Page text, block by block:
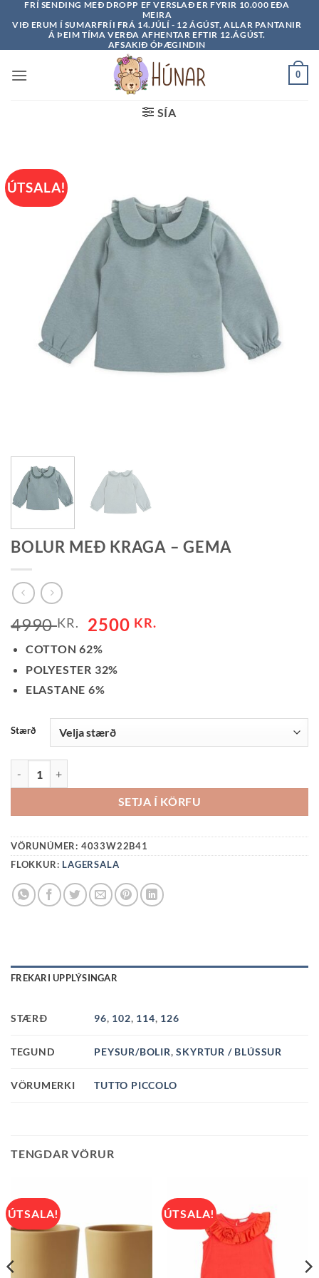
FRÍ SENDING MEÐ DROPP EF VERSLAÐ ER FYRIR 10.000 EÐA
MEIRA
VIÐ ERUM Í SUMARFRÍI FRÁ 14.JÚLÍ - 12 ÁGÚST, ALLAR PANTANIR
Á ÞEIM TÍMA VERÐA AFHENTAR EFTIR 12.ÁGÚST.
AFSAKIÐ ÓÞÆGINDIN
0
SÍA
ÚTSALA!
BOLUR MEÐ KRAGA – GEMA
4990KR.
ORIGINAL
PRICE
WAS:
4990 KR..
2500 KR.CURRENT
COTTON 62%
POLYESTER 32%
ELASTANE 6%
Stærð
SETJA Í KÖRFU
VÖRUNÚMER: 4033W22B41
FLOKKUR: LAGERSALA
FREKARI UPPLÝSINGAR
STÆRÐ 96, 102, 114, 126
TEGUND PEYSUR/BOLIR,SKYRTUR / BLÚSSUR
VÖRUMERKI TUTTO PICCOLO
TENGDAR VÖRUR
ÚTSALA! ÚTSALA!